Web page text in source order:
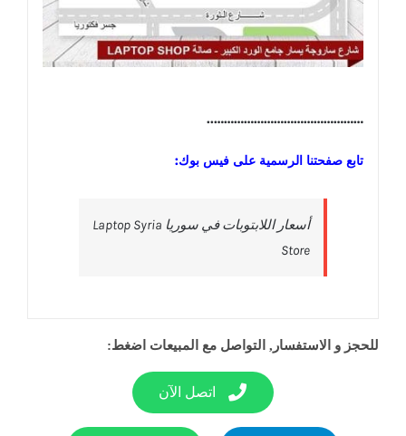
………………………………………..
تابع صفحتنا الرسمية على فيس بوك:
‎أسعار اللابتوبات في سوريا Laptop Syria
Store‎
للحجز و الاستفسار, التواصل مع المبيعات اضغط:
اتصل الآن